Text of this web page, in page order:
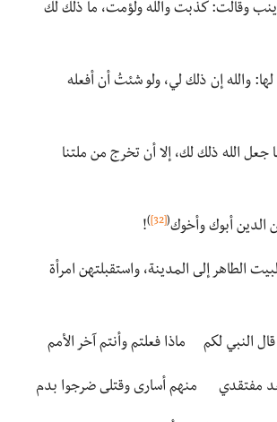
وقالت: كذبت والله ولؤمت، ما ذلك لك
والله إن ذلك لي، ولو شئتُ أن أفعله
جعل الله ذلك لك، إلا أن تخرج من ملتنا
الدين أبوك وأخوك(
[32]
)
!
الطاهر إلى المدينة، واستقبلتهن امرأة
قال النبي لكم ماذا فعلتم وأنتم آخر الأمم
مفتقدي منهم أسارى وقتلى ضرجوا بدم